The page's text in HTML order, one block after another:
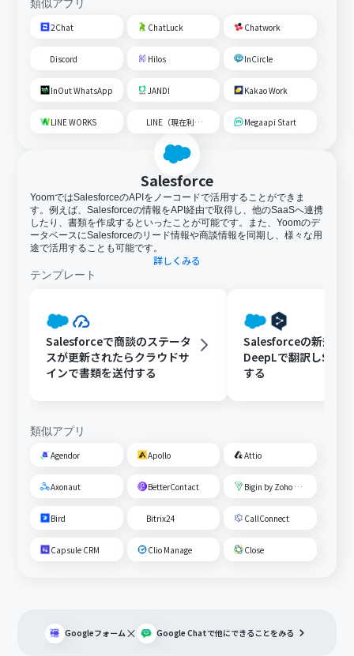
類似アプリ
2Chat ChatLuck Chatwork
Discord Hilos InCircle
InOut WhatsApp JANDI Kakao Work
LINE WORKS LINE（現在利用不可） Megaapi Start
Salesforce
YoomではSalesforceのAPIをノーコードで活用することができま
す。例えば、Salesforceの情報をAPI経由で取得し、他のSaaSへ連携
したり、書類を作成するといったことが可能です。また、Yoomのデ
ータベースにSalesforceのリード情報や商談情報を同期し、様々な用
途で活用することも可能です。
詳しくみる
テンプレート
Salesforceで商談のステータ
スが更新されたらクラウドサ
インで書類を送付する
Salesforceの新規リ
DeepLで翻訳しSlack
する
類似アプリ
Agendor Apollo Attio
Axonaut BetterContact Bigin by Zoho CRM
Bird Bitrix24 CallConnect
Capsule CRM Clio Manage Close
Googleフォーム× Google Chatで他にできることをみる